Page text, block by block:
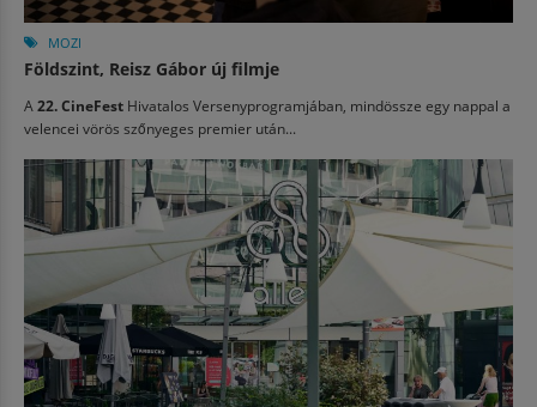
MOZI
Földszint, Reisz Gábor új filmje
A 22. CineFest Hivatalos Versenyprogramjában, mindössze egy nappal a
velencei vörös szőnyeges premier után...